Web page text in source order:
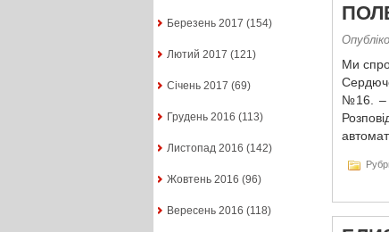
Березень 2017 (154)
Лютий 2017 (121)
Січень 2017 (69)
Грудень 2016 (113)
Листопад 2016 (142)
Жовтень 2016 (96)
Вересень 2016 (118)
Ми
№16. –